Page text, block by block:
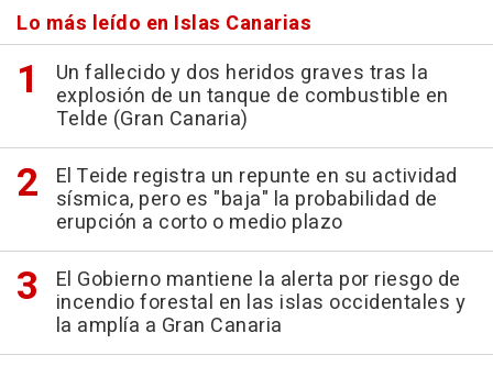
Lo más leído en Islas Canarias
Un fallecido y dos heridos graves tras la
explosión de un tanque de combustible en
Telde (Gran Canaria)
El Teide registra un repunte en su actividad
sísmica, pero es "baja" la probabilidad de
erupción a corto o medio plazo
El Gobierno mantiene la alerta por riesgo de
incendio forestal en las islas occidentales y
la amplía a Gran Canaria